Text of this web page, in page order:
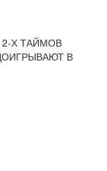
Х ТАЙМОВ
В